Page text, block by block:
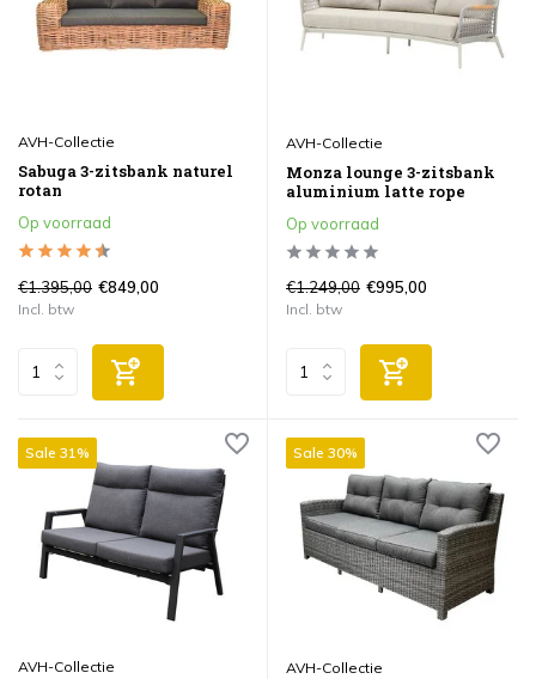
AVH-Collectie
Sabuga 3-zitsbank naturel
rotan
Op voorraad
€1.395,00 €849,00
Incl. btw
AVH-Collectie
Monza lounge 3-zitsbank
aluminium latte rope
Op voorraad
€1.249,00 €995,00
Incl. btw
Sale 31%
AVH-Collectie
Sale 30%
AVH-Collectie